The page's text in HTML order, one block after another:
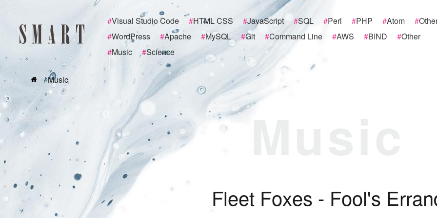
#Visual Studio Code #HTML CSS #JavaScript #SQL #Perl #PHP #Atom #
#WordPress #Apache #MySQL #Git #Command Line #AWS #BIND #Other
#Music #Science
/ Music
Fleet Foxes - Fool's Erran